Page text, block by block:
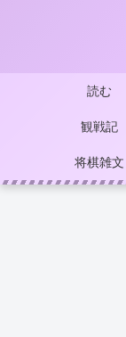
読む
観戦記
将棋雑文